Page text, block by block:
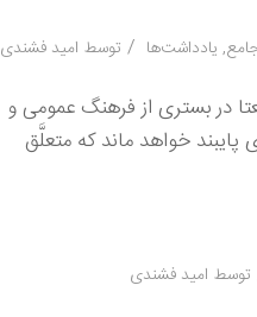
, یادداشت‌ها / توسط امید فشندی
در بستری از فرهنگ عمومی و
خواهد ماند كه متعلَّق
توسط امید فشندی